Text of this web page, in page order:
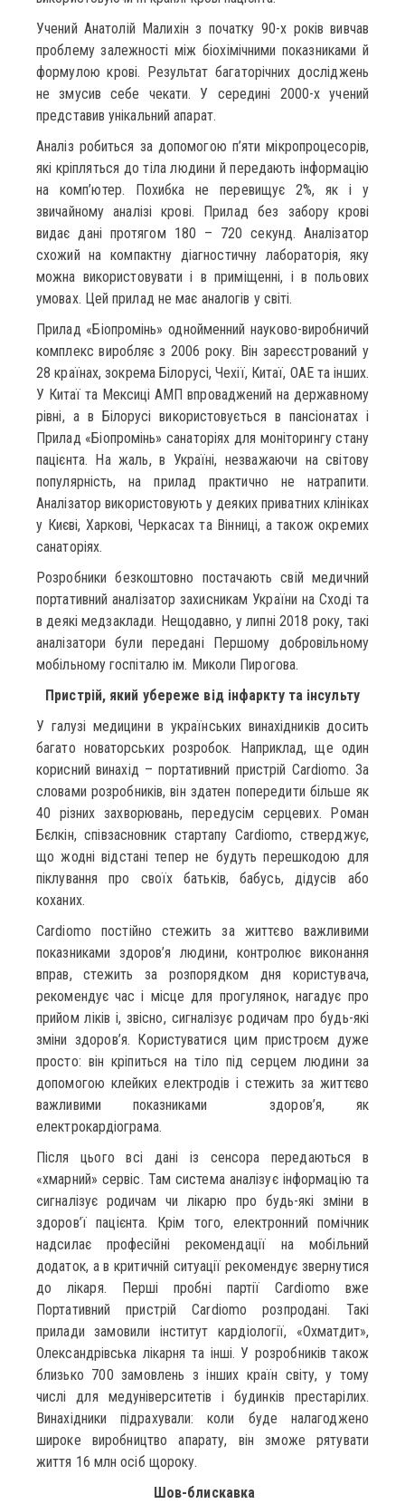
Учений Анатолій Малихін з початку 90-х років вивчав
проблему залежності між біохімічними показниками й
формулою крові. Результат багаторічних досліджень
не змусив себе чекати. У середині 2000-х учений
представив унікальний апарат.
Аналіз робиться за допомогою п’яти мікропроцесорів,
які кріпляться до тіла людини й передають інформацію
на комп’ютер. Похибка не перевищує 2%, як і у
звичайному аналізі крові. Прилад без забору крові
видає дані протягом 180 – 720 секунд. Аналізатор
схожий на компактну діагностичну лабораторія, яку
можна використовувати і в приміщенні, і в польових
умовах. Цей прилад не має аналогів у світі.
Прилад «Біопромінь» однойменний науково-виробничий
комплекс виробляє з 2006 року. Він зареєстрований у
28 країнах, зокрема Білорусі, Чехії, Китаї, ОАЕ та інших.
У Китаї та Мексиці АМП впроваджений на державному
рівні, а в Білорусі використовується в пансіонатах і
Прилад «Біопромінь» санаторіях для моніторингу стану
пацієнта. На жаль, в Україні, незважаючи на світову
популярність, на прилад практично не натрапити.
Аналізатор використовують у деяких приватних клініках
у Києві, Харкові, Черкасах та Вінниці, а також окремих
санаторіях.
Розробники безкоштовно постачають свій медичний
портативний аналізатор захисникам України на Сході та
в деякі медзаклади. Нещодавно, у липні 2018 року, такі
аналізатори були передані Першому добровільному
мобільному госпіталю ім. Миколи Пирогова.
Пристрій, який убереже від інфаркту та інсульту
У галузі медицини в українських винахідників досить
багато новаторських розробок. Наприклад, ще один
корисний винахід – портативний пристрій Cardiomo. За
словами розробників, він здатен попередити більше як
40 різних захворювань, передусім серцевих. Роман
Бєлкін, співзасновник стартапу Cardiomo, стверджує,
що жодні відстані тепер не будуть перешкодою для
піклування про своїх батьків, бабусь, дідусів або
коханих.
Cardiomo постійно стежить за життєво важливими
показниками здоров’я людини, контролює виконання
вправ, стежить за розпорядком дня користувача,
рекомендує час і місце для прогулянок, нагадує про
прийом ліків і, звісно, сигналізує родичам про будь-які
зміни здоров’я. Користуватися цим пристроєм дуже
просто: він кріпиться на тіло під серцем людини за
допомогою клейких електродів і стежить за життєво
важливими показниками здоров’я, як
електрокардіограма.
Після цього всі дані із сенсора передаються в
«хмарний» сервіс. Там система аналізує інформацію та
сигналізує родичам чи лікарю про будь-які зміни в
здоров’ї пацієнта. Крім того, електронний помічник
надсилає професійні рекомендації на мобільний
додаток, а в критичній ситуації рекомендує звернутися
до лікаря. Перші пробні партії Cardiomo вже
Портативний пристрій Cardiomo розпродані. Такі
прилади замовили інститут кардіології, «Охматдит»,
Олександрівська лікарня та інші. У розробників також
близько 700 замовлень з інших країн світу, у тому
числі для медуніверситетів і будинків престарілих.
Винахідники підрахували: коли буде налагоджено
широке виробництво апарату, він зможе рятувати
життя 16 млн осіб щороку.
Шов-блискавка